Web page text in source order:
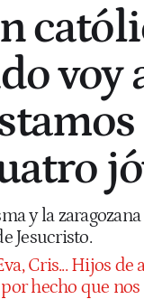
voy
y la
Jesucristo.
Cris... Hijos
hecho que